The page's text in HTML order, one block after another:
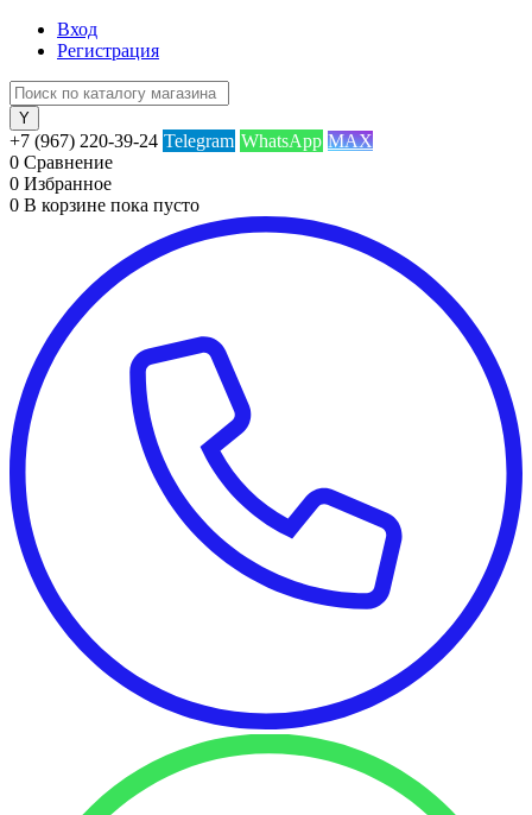
Вход
Регистрация
+7 (967) 220-39-24 Telegram WhatsApp MAX
0 Сравнение
0 Избранное
0 В корзине пока пусто